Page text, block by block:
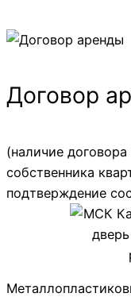
Договор
(наличие
собственника
подтверждение